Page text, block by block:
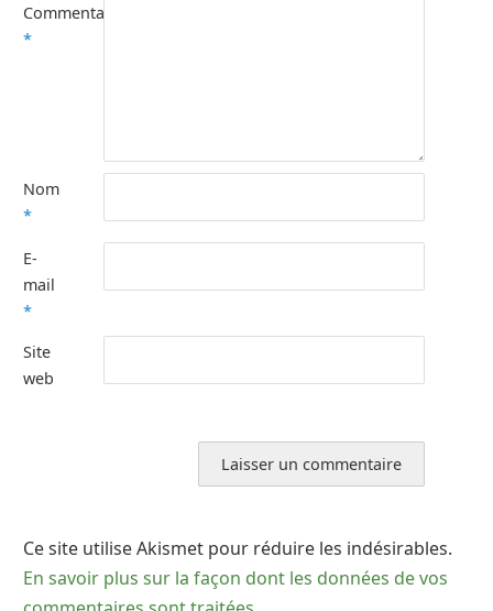
Commentaire
*
Nom
*
E-
mail
*
Site
web
Ce site utilise Akismet pour réduire les indésirables.
En savoir plus sur la façon dont les données de vos